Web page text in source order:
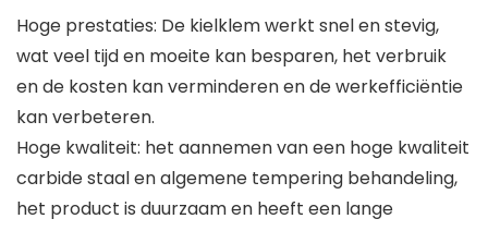
Hoge prestaties: De kielklem werkt snel en stevig,
wat veel tijd en moeite kan besparen, het verbruik
en de kosten kan verminderen en de werkefficiëntie
kan verbeteren.
Hoge kwaliteit: het aannemen van een hoge kwaliteit
carbide staal en algemene tempering behandeling,
het product is duurzaam en heeft een lange